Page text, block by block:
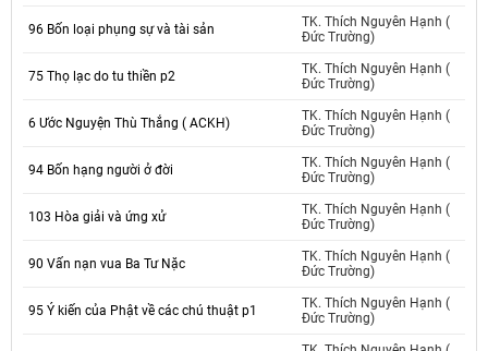
96 Bốn loại phụng sự và tài sản
TK. Thích Nguyên Hạnh (
Đức Trường)
75 Thọ lạc do tu thiền p2
TK. Thích Nguyên Hạnh (
Đức Trường)
6 Ước Nguyện Thù Thắng ( ACKH)
TK. Thích Nguyên Hạnh (
Đức Trường)
94 Bốn hạng người ở đời
TK. Thích Nguyên Hạnh (
Đức Trường)
103 Hòa giải và ứng xử
TK. Thích Nguyên Hạnh (
Đức Trường)
90 Vấn nạn vua Ba Tư Nặc
TK. Thích Nguyên Hạnh (
Đức Trường)
95 Ý kiến của Phật về các chú thuật p1
TK. Thích Nguyên Hạnh (
Đức Trường)